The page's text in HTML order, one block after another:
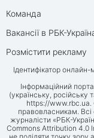
Команда
Вакансії в РБК-
Розмістити рекламу
Ідентифікатор онлайн-
Інформаційний
(українську, російську
https://www.rbc.ua.
правовласникам. Всі
журналісти «РБК-
Commons Attribution 4.0